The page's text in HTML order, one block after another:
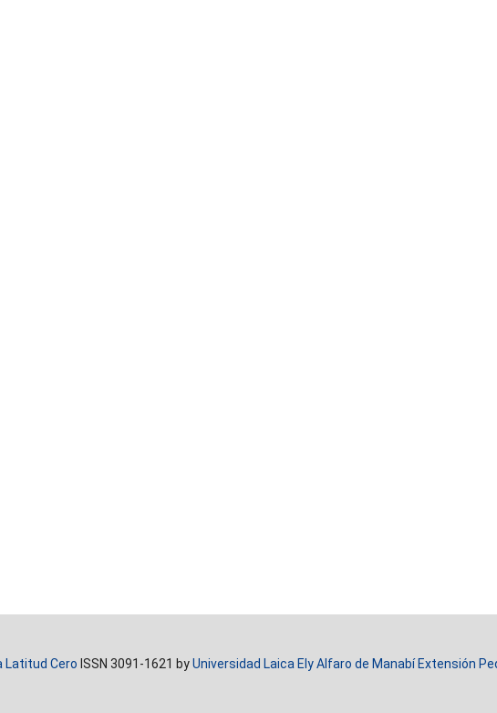
Latitud Cero ISSN 3091-1621 byUniversidad Laica Ely Alfaro de Manabí Extensión